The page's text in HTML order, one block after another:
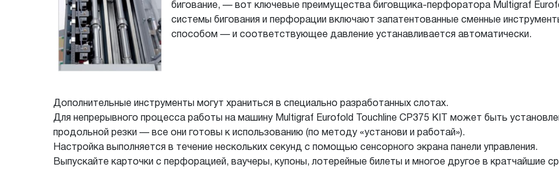
бигование, — вот ключевые преимущества биговщика-перфоратора Multigraf
системы бигования и перфорации включают запатентованные сменные
способом — и соответствующее давление устанавливается автоматически.
Дополнительные инструменты могут храниться в специально разработанных слотах.
Для непрерывного процесса работы на машину Multigraf Eurofold Touchline CP375 KIT может быть
продольной резки — все они готовы к использованию (по методу «установи и работай»).
Настройка выполняется в течение нескольких секунд с помощью сенсорного экрана панели управления.
Выпускайте карточки с перфорацией, ваучеры, купоны, лотерейные билеты и многое другое в кратчайшие